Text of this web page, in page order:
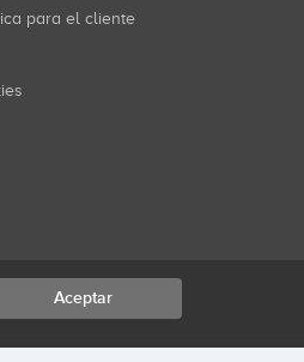
para el cliente
Aceptar